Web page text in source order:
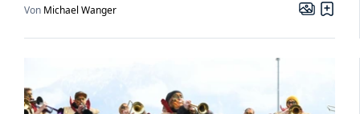
Von Michael Wanger